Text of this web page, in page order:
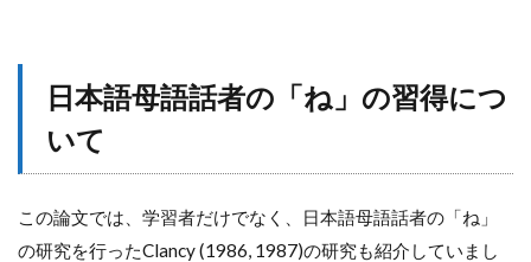
日本語母語話者の「ね」の習得につ
いて
この論文では、学習者だけでなく、日本語母語話者の「ね」
の研究を行ったClancy (1986, 1987)の研究も紹介していまし